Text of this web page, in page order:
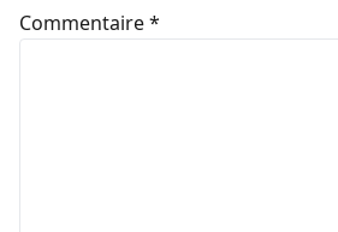
Commentaire*